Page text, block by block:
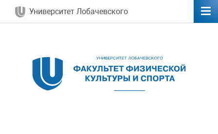
Университет Лобачевского